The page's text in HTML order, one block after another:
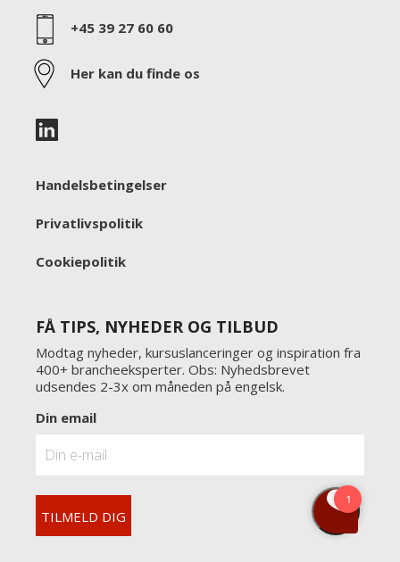
+45 39 27 60 60
Her kan du finde os
Handelsbetingelser
Privatlivspolitik
Cookiepolitik
FÅ TIPS, NYHEDER OG TILBUD
Modtag nyheder, kursuslanceringer og inspiration fra
400+ brancheeksperter. Obs: Nyhedsbrevet
udsendes 2-3x om måneden på engelsk.
Din email
TILMELD DIG